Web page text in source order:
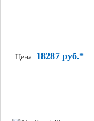
Цена: 18287 руб.*